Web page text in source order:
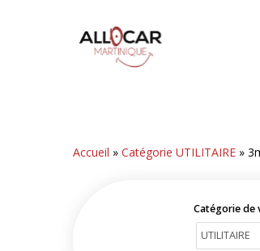
Accueil »Catégorie UTILITAIRE »
Catégorie de